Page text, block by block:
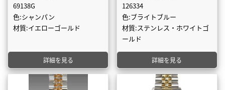
69138G
色:シャンパン
材質:イエローゴールド
詳細を見る
126334
色:ブライトブルー
材質:ステンレス・ホワイトゴ
ールド
詳細を見る